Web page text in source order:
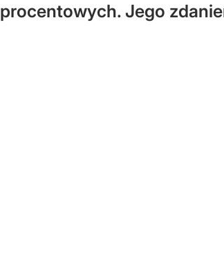
procentowych. Jego